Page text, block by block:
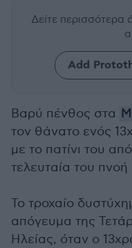
Δείτε περισσότερα
Add
Βαρύ πένθος στα
τον θάνατο ενός
με το πατίνι του
τελευταία του
Το τροχαίο
απόγευμα της
Ηλείας, όταν ο